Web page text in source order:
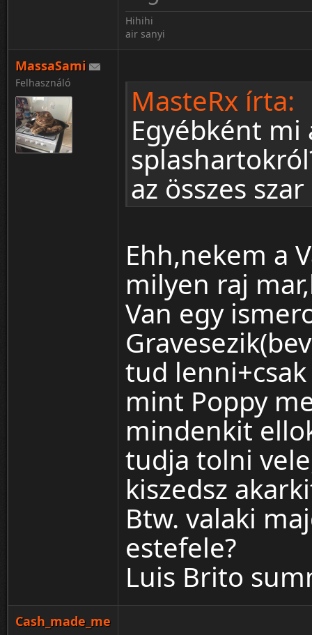
Hihihi
air sanyi
MassaSami
Felhasználó
MasteRx írta:
Egyébként mi
az összes
Ehh,nekem a
milyen raj
Van egy
tud
mint Poppy
mindenkit
tudja tolni
kiszedsz
Btw. valaki
estefele?
Luis Brito
Cash_made_me